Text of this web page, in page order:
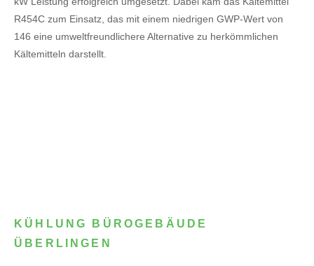
R454C zum Einsatz, das mit einem niedrigen GWP-Wert von
146 eine umweltfreundlichere Alternative zu herkömmlichen
Kältemitteln darstellt.
KÜHLUNG BÜROGEBÄUDE
ÜBERLINGEN